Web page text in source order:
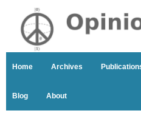
Home Archives
Blog About